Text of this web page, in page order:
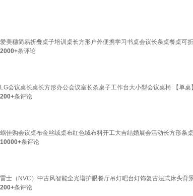
爱美穗简易折叠桌子培训桌长方形户外便携学习书桌会议长条桌餐桌可
2000+条评论
LG会议桌长桌长方形办公会议室长条桌子工作台大小型会议桌椅 【单桌
200+条评论
蜗佳购会议桌布金丝绒桌布红色绒布料开工大吉结婚展会活动长方形条
10000+条评论
雷士（NVC）中古风智能全光谱护眼餐厅吊灯吧台灯饰复古法式床头背
200+条评论